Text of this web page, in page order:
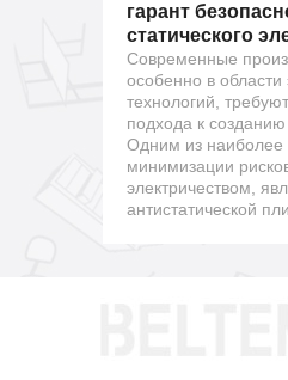
гарант
статического
Современные
особенно в области
технологий,
подхода к
Одним из
минимизации
электричеством,
антистатической